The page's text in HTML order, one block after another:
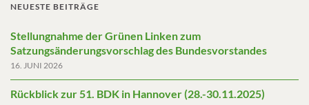
NEUESTE BEITRÄGE
Stellungnahme der Grünen Linken zum
Satzungsänderungsvorschlag des Bundesvorstandes
16. JUNI 2026
Rückblick zur 51. BDK in Hannover (28.-30.11.2025)